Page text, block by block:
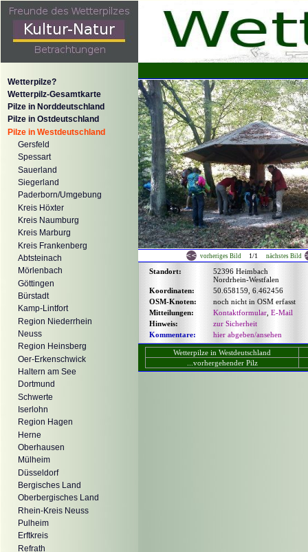
Wetterpilze?
Wetterpilz-Gesamtkarte
Pilze in Norddeutschland
Pilze in Ostdeutschland
Pilze in Westdeutschland
Gersfeld
Spessart
Sauerland
Siegerland
Paderborn/Umgebung
Kreis Höxter
Kreis Naumburg
Kreis Marburg
Kreis Frankenberg
Abtsteinach
Mörlenbach
Göttingen
Bürstadt
Kamp-Lintfort
Region Niederrhein
Neuss
Region Heinsberg
Oer-Erkenschwick
Haltern am See
Dortmund
Schwerte
Iserlohn
Region Hagen
Herne
Oberhausen
Mülheim
Düsseldorf
Bergisches Land
Oberbergisches Land
Rhein-Kreis Neuss
Pulheim
Erftkreis
Refrath
vorheriges Bild 1/1 nächstes Bild
Standort:
52396 Heimbach
Nordrhein-Westfalen
Koordinaten:
50.658159, 6.462456
OSM-Knoten:
noch nicht in OSM erfasst
Mitteilungen:
Kontaktformular E-Mail
Hinweis:
zur Sicherheit
Kommentare:
hier abgeben/ansehen
Wetterpilze in Westdeutschland
...vorhergehender Pilz